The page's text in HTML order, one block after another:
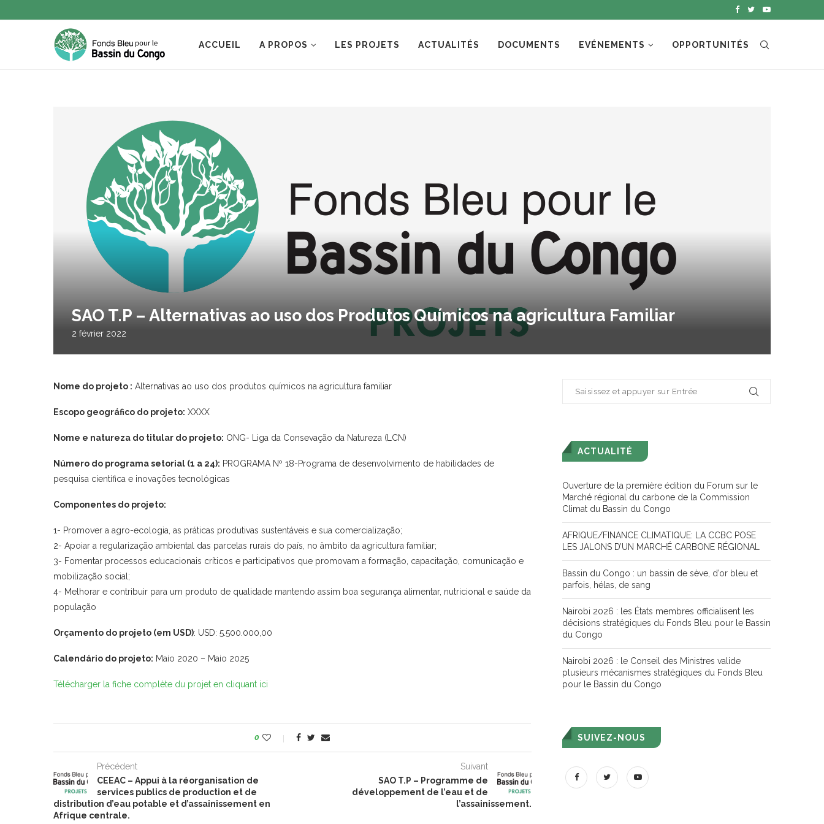
ACCUEIL A PROPOS LES PROJETS ACTUALITÉS DOCUMENTS EVÉNEMENTS OPPORTUNITÉS
SAO T.P – Alternativas ao uso dos Produtos Químicos na agricultura Familiar
2 février 2022
Nome do projeto : Alternativas ao uso dos produtos químicos na agricultura familiar
Escopo geográfico do projeto: XXXX
Nome e natureza do titular do projeto: ONG- Liga da Consevação da Natureza (LCN)
Número do programa setorial (1 a 24): PROGRAMA Nº 18-Programa de desenvolvimento de habilidades de
pesquisa científica e inovações tecnológicas
Componentes do projeto:
1- Promover a agro-ecologia, as práticas produtivas sustentáveis e sua comercialização;
2- Apoiar a regularização ambiental das parcelas rurais do país, no âmbito da agricultura familiar;
3- Fomentar processos educacionais críticos e participativos que promovam a formação, capacitação, comunicação e
mobilização social;
4- Melhorar e contribuir para um produto de qualidade mantendo assim boa segurança alimentar, nutricional e saúde da
população
Orçamento do projeto (em USD): USD: 5.500.000,00
Calendário do projeto: Maio 2020 – Maio 2025
Télécharger la fiche complète du projet en cliquant ici
0
Précédent
CEEAC – Appui à la réorganisation de
services publics de production et de
distribution d’eau potable et d’assainissement en
Afrique centrale.
Suivant
SAO T.P – Programme de
développement de l’eau et de
l’assainissement.
ACTUALITÉ
Ouverture de la première édition du Forum sur le
Marché régional du carbone de la Commission
Climat du Bassin du Congo
AFRIQUE/FINANCE CLIMATIQUE: LA CCBC POSE
LES JALONS D’UN MARCHÉ CARBONE RÉGIONAL
Bassin du Congo : un bassin de sève, d’or bleu et
parfois, hélas, de sang
Nairobi 2026 : les États membres officialisent les
décisions stratégiques du Fonds Bleu pour le Bassin
du Congo
Nairobi 2026 : le Conseil des Ministres valide
plusieurs mécanismes stratégiques du Fonds Bleu
pour le Bassin du Congo
SUIVEZ-NOUS